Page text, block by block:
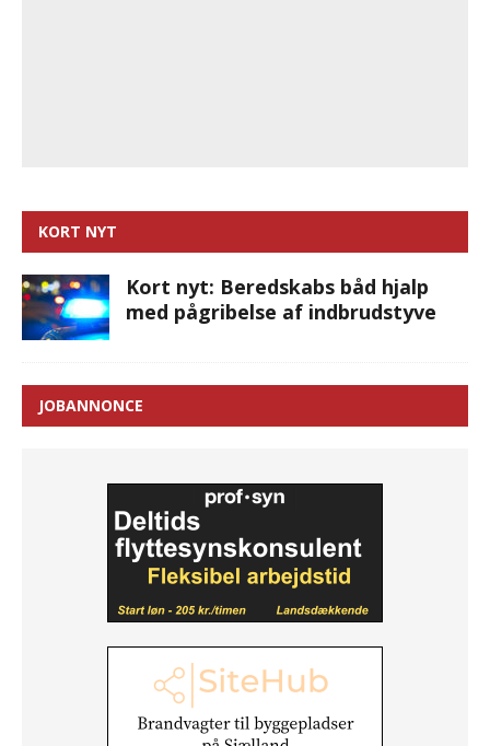
KORT NYT
Kort nyt: Beredskabs båd hjalp
med pågribelse af indbrudstyve
JOBANNONCE